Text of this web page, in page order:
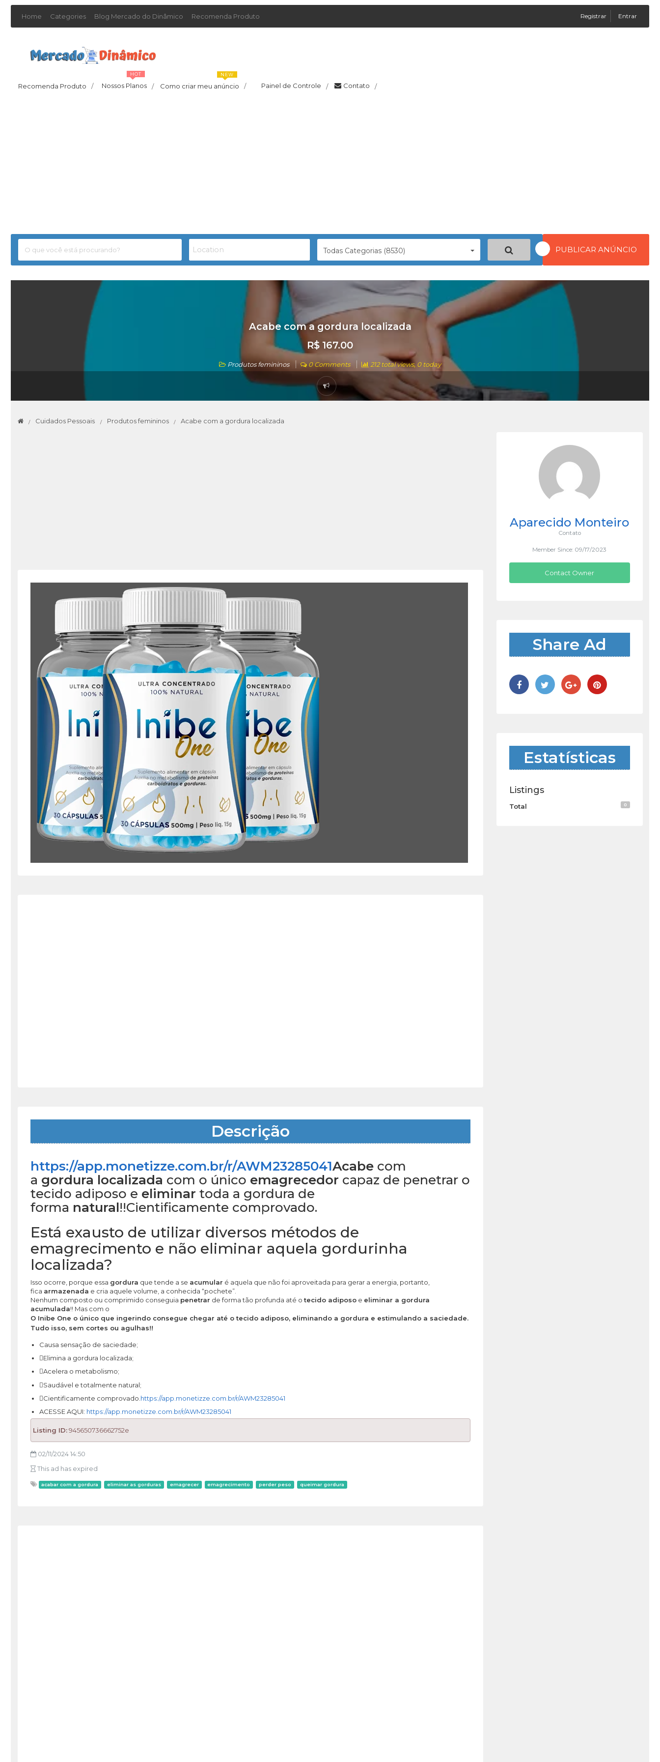
Home Categories Blog Mercado do Dinâmico Recomenda Produto Registrar Entrar
Recomenda Produto / Nossos Planos /
HOT
Como criar meu anúncio /
NEW
Painel de Controle / Contato /
Todas Categorias (8530) PUBLICAR ANÚNCIO
Acabe com a gordura localizada
R$ 167.00
Produtos femininos 0 Comments 212 total views, 0 today
Cuidados Pessoais Produtos femininos Acabe com a gordura localizada
Descrição
https://app.monetizze.com.br/r/AWM23285041Acabecom
a gordura localizada com o único emagrecedor capaz de penetrar o
tecido adiposo e eliminar toda a gordura de
forma natural!!Cientificamente comprovado.
Está exausto de utilizar diversos métodos de
emagrecimento e não eliminar aquela gordurinha
localizada?
Isso ocorre, porque essa gordura que tende a se acumular é aquela que não foi aproveitada para gerar a energia, portanto,
fica armazenada e cria aquele volume, a conhecida “pochete”.
Nenhum composto ou comprimido conseguia penetrar de forma tão profunda até otecido adiposoe eliminar a gordura
acumulada!! Mas com o
O Inibe One o único que ingerindo consegue chegar até o tecido adiposo, eliminando a gordura e estimulando a saciedade.
Tudo isso, sem cortes ou agulhas!!
Causa sensação de saciedade;
Elimina a gordura localizada;
Acelera o metabolismo;
Saudável e totalmente natural;
Cientificamente comprovado. https://app.monetizze.com.br/r/AWM23285041
ACESSE AQUI: https://app.monetizze.com.br/r/AWM23285041
Listing ID:945650736662752e
02/11/2024 14:50
This ad has expired
acabar com a gordura eliminar as gorduras emagrecer emagrecimento perder peso queimar gordura
Aparecido Monteiro
Contato
Member Since: 09/17/2023
Contact Owner
Share Ad
Estatísticas
Listings
Total 0